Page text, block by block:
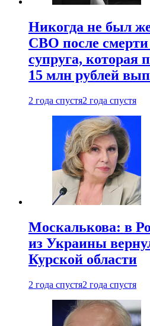
Никогда не был
СВО после смерти
супруга, которая
15 млн рублей
2 года спустя2 года спустя
Москалькова: в
из Украины
Курской области
2 года спустя2 года спустя